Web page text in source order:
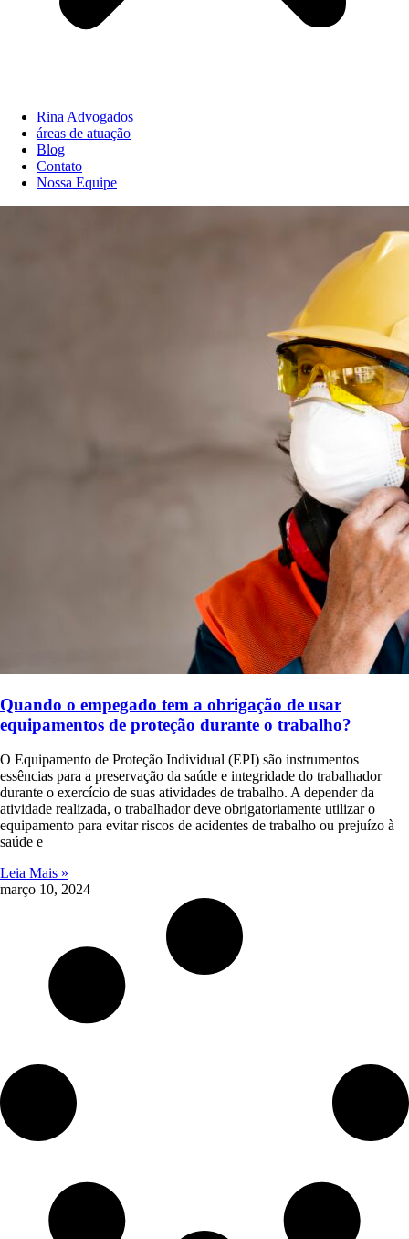
Rina Advogados
áreas de atuação
Blog
Contato
Nossa Equipe
Quando o empegado tem a obrigação de usar
equipamentos de proteção durante o trabalho?
O Equipamento de Proteção Individual (EPI) são instrumentos
essências para a preservação da saúde e integridade do trabalhador
durante o exercício de suas atividades de trabalho. A depender da
atividade realizada, o trabalhador deve obrigatoriamente utilizar o
equipamento para evitar riscos de acidentes de trabalho ou prejuízo à
saúde e
Leia Mais »
março 10, 2024